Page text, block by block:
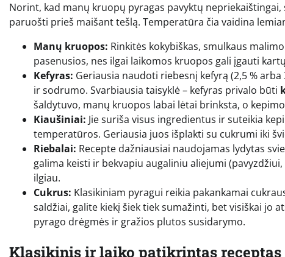
Norint, kad manų kruopų pyragas pavyktų
paruošti prieš maišant tešlą. Temperatūra čia vaidina
Manų kruopos: Rinkitės kokybiškas, smulkaus
pasenusios, nes ilgai laikomos kruopos gali įgauti
Kefyras: Geriausia naudoti riebesnį kefyrą (2,5 %
ir sodrumo. Svarbiausia taisyklė – kefyras privalo būti
šaldytuvo, manų kruopos labai lėtai brinksta, o
Kiaušiniai: Jie suriša visus ingredientus ir suteikia
temperatūros. Geriausia juos išplakti su cukrumi iki
Riebalai: Recepte dažniausiai naudojamas lydytas
galima keisti ir bekvapiu augaliniu aliejumi
ilgiau.
Cukrus: Klasikiniam pyragui reikia pakankamai
saldžiai, galite kiekį šiek tiek sumažinti, bet visiškai jo
pyrago drėgmės ir gražios plutos susidarymo.
Klasikinis ir laiko patikrintas receptas